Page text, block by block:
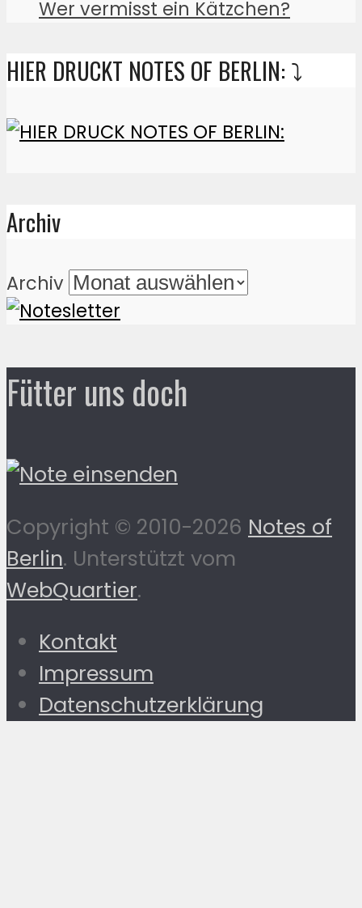
Wer vermisst ein Kätzchen?
HIER DRUCKT NOTES OF BERLIN: ⤵️
Archiv
Archiv
Fütter uns doch
Copyright © 2010-2026 Notes of
Berlin. Unterstützt vom
WebQuartier.
Kontakt
Impressum
Datenschutzerklärung